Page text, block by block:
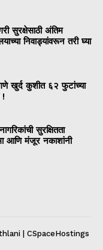
सुरक्षेसाठी अंतिम
निवाड्यांवरून तरी घ्या
खुर्द कुशीत ६२ फुटांच्या
!
सुरक्षितता
आणि मंजूर नकाशांनी
| CSpaceHostings